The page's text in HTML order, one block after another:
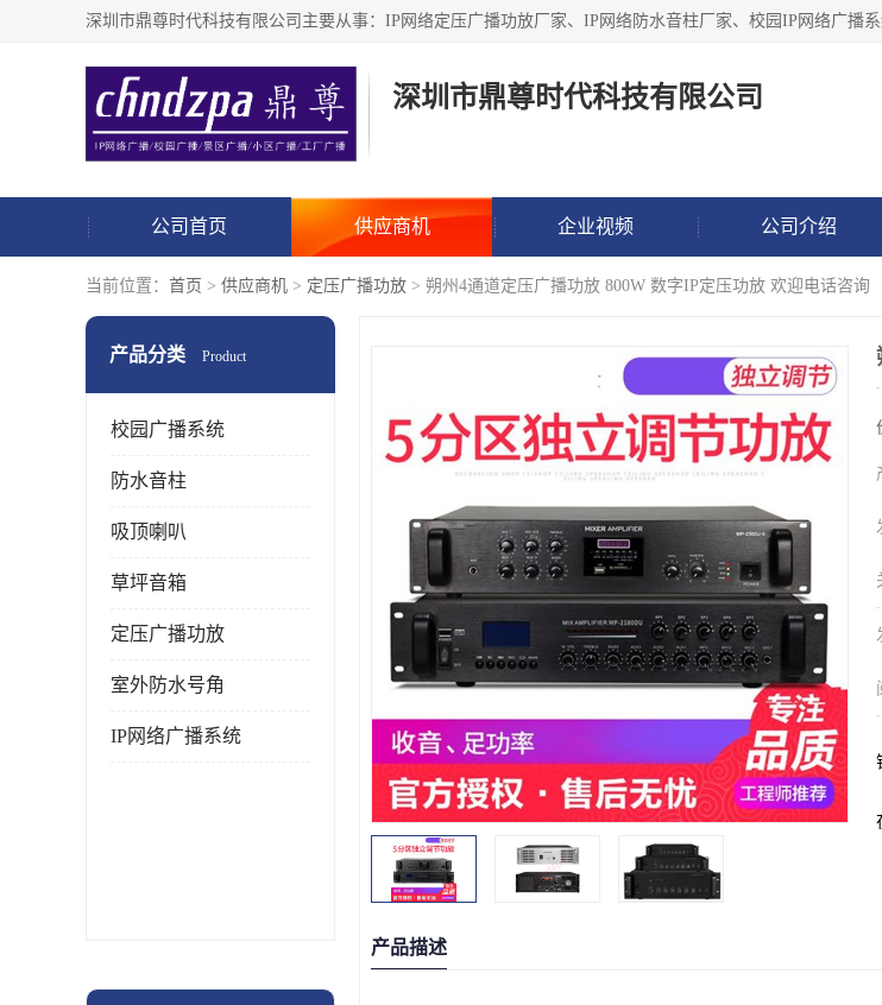
深圳市鼎尊时代科技有限公司
公司首页 供应商机 企业视频 公司介绍
当前位置： 首页 > 供应商机 > 定压广播功放 > 朔州4通道定压广播功放 800W 数字IP定压功放 欢迎电话咨询
产品分类 Product
校园广播系统
防水音柱
吸顶喇叭
草坪音箱
定压广播功放
室外防水号角
IP网络广播系统
产品描述